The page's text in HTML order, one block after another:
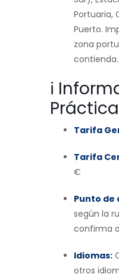
Portuaria,
Puerto.
zona
contienda.
ℹ️
Práctica
Tarifa
Tarifa
€
Punto de
según la
confirma
Idiomas:
otros